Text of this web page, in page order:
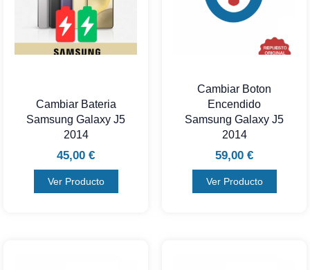
Cambiar Bateria
Samsung Galaxy J5
2014
45,00 €
Ver Producto
Cambiar Boton
Encendido
Samsung Galaxy J5
2014
59,00 €
Ver Producto